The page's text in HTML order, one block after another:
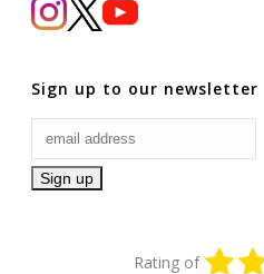
Sign up to our newsletter
Rating of